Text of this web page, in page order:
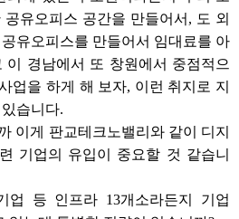
유오피스 공간을 만들어서, 도 외
유오피스를 만들어서 임대료를 아
이 경남에서 또 창원에서 중점적으
업을 하게 해 보자, 이런 취지로 지
습니다.
이게 판교테크노밸리와 같이 디지
기업의 유입이 중요할 것 같습니
업 등 인프라 13개소라든지 기업